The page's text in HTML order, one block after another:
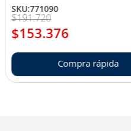
SKU:771090
$191.720
$153.376
Compra rápida